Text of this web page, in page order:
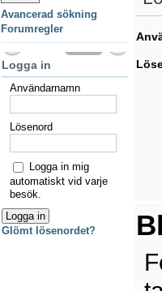
Avancerad sökning
Forumregler
Logga in
Användarnamn
Lösenord
Logga in mig
automatiskt vid varje
besök.
Glömt lösenordet?